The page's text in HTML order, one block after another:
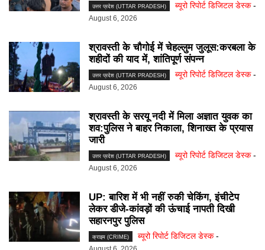
उत्तर प्रदेश (UTTAR PRADESH) ब्यूरो रिपोर्ट डिजिटल डेस्क -
August 6, 2026
श्रावस्ती के चौगोई में चेहल्लुम जुलूस:करबला के
शहीदों की याद में, शांतिपूर्ण संपन्न
उत्तर प्रदेश (UTTAR PRADESH) ब्यूरो रिपोर्ट डिजिटल डेस्क -
August 6, 2026
श्रावस्ती के सरयू नदी में मिला अज्ञात युवक का
शव:पुलिस ने बाहर निकाला, शिनाख्त के प्रयास
जारी
उत्तर प्रदेश (UTTAR PRADESH) ब्यूरो रिपोर्ट डिजिटल डेस्क -
August 6, 2026
UP: बारिश में भी नहीं रुकी चेकिंग, इंचीटेप
लेकर डीजे-कांवड़ों की ऊंचाई नापती दिखी
सहारनपुर पुलिस
क्राइम (CRIME) ब्यूरो रिपोर्ट डिजिटल डेस्क -